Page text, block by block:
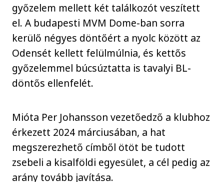
győzelem mellett két találkozót veszített
el. A budapesti MVM Dome-ban sorra
kerülő négyes döntőért a nyolc között az
Odensét kellett felülmúlnia, és kettős
győzelemmel búcsúztatta is tavalyi BL-
döntős ellenfelét.
Mióta Per Johansson vezetőedző a klubhoz
érkezett 2024 márciusában, a hat
megszerezhető címből ötöt be tudott
zsebeli a kisalföldi egyesület, a cél pedig az
arány tovább javítása.